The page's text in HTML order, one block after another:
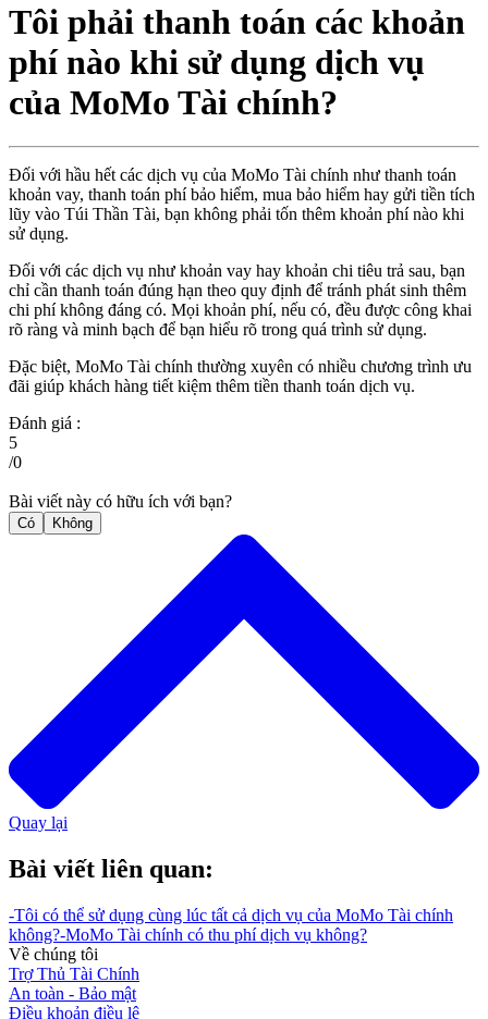
Tôi phải thanh toán các khoản
phí nào khi sử dụng dịch vụ
của MoMo Tài chính?
Đối với hầu hết các dịch vụ của MoMo Tài chính như thanh toán
khoản vay, thanh toán phí bảo hiểm, mua bảo hiểm hay gửi tiền tích
lũy vào Túi Thần Tài, bạn không phải tốn thêm khoản phí nào khi
sử dụng.
Đối với các dịch vụ như khoản vay hay khoản chi tiêu trả sau, bạn
chỉ cần thanh toán đúng hạn theo quy định để tránh phát sinh thêm
chi phí không đáng có. Mọi khoản phí, nếu có, đều được công khai
rõ ràng và minh bạch để bạn hiểu rõ trong quá trình sử dụng.
Đặc biệt, MoMo Tài chính thường xuyên có nhiều chương trình ưu
đãi giúp khách hàng tiết kiệm thêm tiền thanh toán dịch vụ.
Đánh giá :
5
/0
Bài viết này có hữu ích với bạn?
Có Không
Quay lại
Bài viết liên quan:
-Tôi có thể sử dụng cùng lúc tất cả dịch vụ của MoMo Tài chính
không?-MoMo Tài chính có thu phí dịch vụ không?
Về chúng tôi
Trợ Thủ Tài Chính
An toàn - Bảo mật
Điều khoản điều lệ